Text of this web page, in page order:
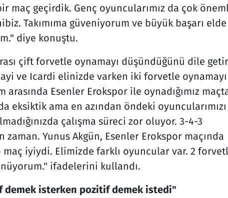
maç geçirdik. Genç oyuncularımız da çok
Takımıma güveniyorum ve büyük başarı elde
diye konuştu.
çift forvetle oynamayı düşündüğünü dile
ve Icardi elinizde varken iki forvetle oynamayı
Esenler Erokspor ile oynadığımız
eksiktik ama en azından öndeki oyuncularımızı
çalışma süreci zor oluyor. 3-4-3
Yunus Akgün, Esenler Erokspor maçında
maç iyiydi. Elimizde farklı oyuncular var. 2
ifadelerini kullandı.
demek isterken pozitif demek istedi"